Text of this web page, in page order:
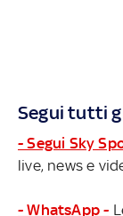
Segui tutti
- Segui Sky
live, news e
- WhatsApp -